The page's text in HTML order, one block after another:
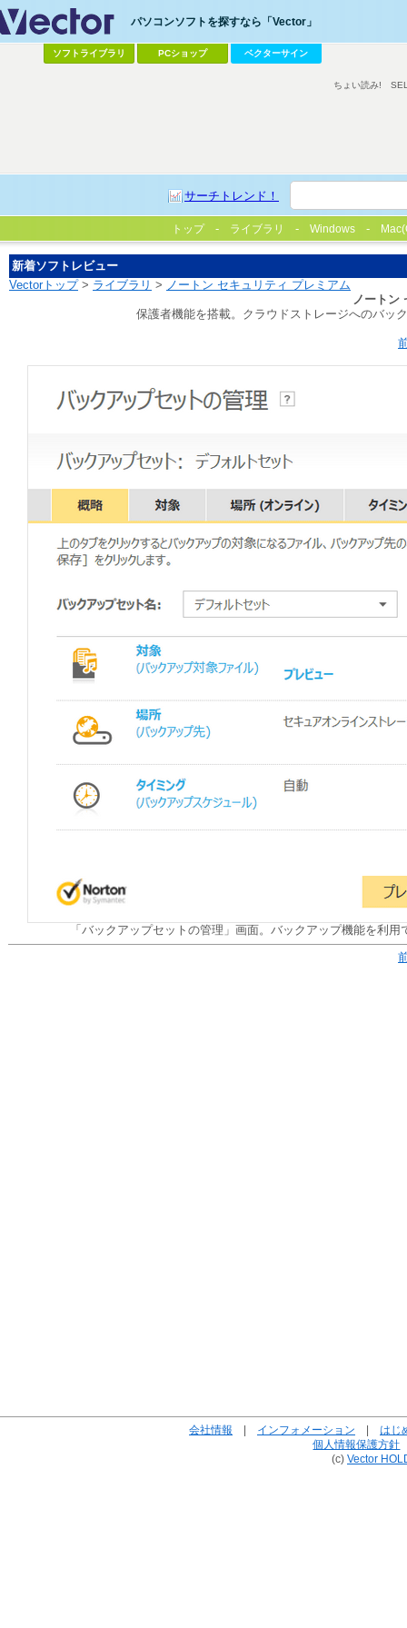
パソコンソフトを探すなら「Vector」
ソフトライブラリ PCショップ ベクターサイン
サーチトレンド！
ちょい読み!
トップ ライブラリ Windows
新着ソフトレビュー
Vectorトップ> ライブラリ > ノートン セキュリティ プレミアム
ノートン
保護者機能を搭載。クラウドストレージへのバッ
「バックアップセットの管理」画面。バックアップ機能を利
会社情報 | インフォメーション | はじ
個人情報保護方針
(c) Vector